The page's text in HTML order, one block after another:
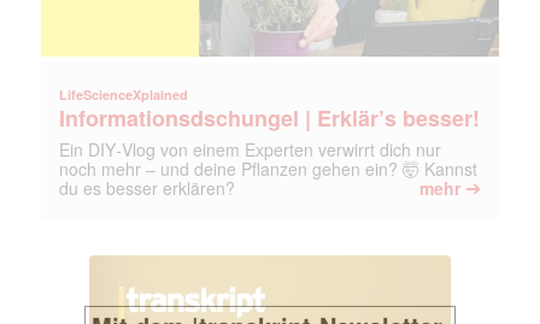
LifeScienceXplained
Informationsdschungel | Erklär’s besser!
Ein DIY‑Vlog von einem Experten verwirrt dich nur
noch mehr – und deine Pflanzen gehen ein? 🤯 Kannst
du es besser erklären?
mehr ➔